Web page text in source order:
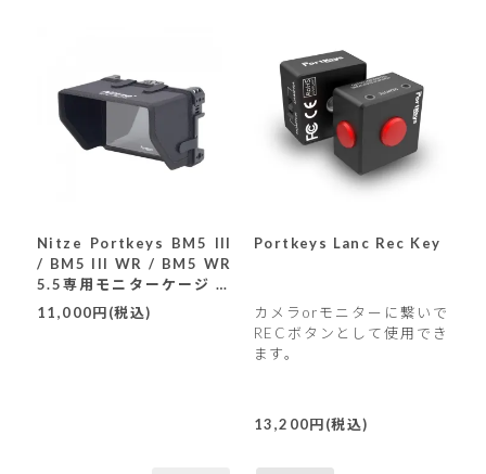
Nitze Portkeys BM5 III
/ BM5 III WR / BM5 WR
5.5専用モニターケージ サ
ンフード付き (JTP2-BM5)
11,000円(税込)
Portkeys Lanc Rec Key
カメラorモニターに繋いで
RECボタンとして使用でき
ます。
13,200円(税込)